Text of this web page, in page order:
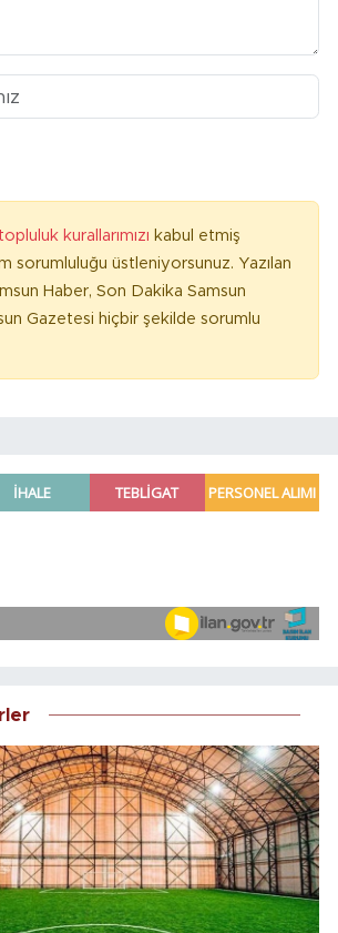
topluluk kurallarımızı kabul etmiş
sorumluluğu üstleniyorsunuz. Yazılan
Haber, Son Dakika Samsun
Gazetesi hiçbir şekilde sorumlu